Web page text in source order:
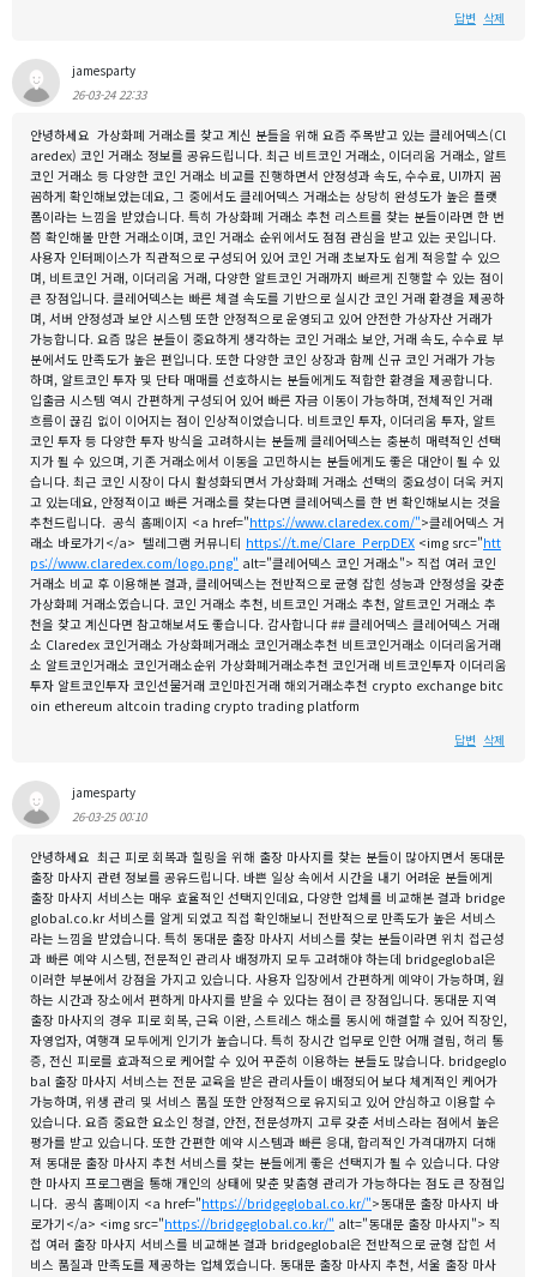
답변 삭제
jamesparty
26-03-24 22:33
안녕하세요 가상화폐 거래소를 찾고 계신 분들을 위해 요즘 주목받고 있는 클레어덱스(Cl
aredex) 코인 거래소 정보를 공유드립니다. 최근 비트코인 거래소, 이더리움 거래소, 알트
코인 거래소 등 다양한 코인 거래소 비교를 진행하면서 안정성과 속도, 수수료, UI까지 꼼
꼼하게 확인해보았는데요, 그 중에서도 클레어덱스 거래소는 상당히 완성도가 높은 플랫
폼이라는 느낌을 받았습니다. 특히 가상화폐 거래소 추천 리스트를 찾는 분들이라면 한 번
쯤 확인해볼 만한 거래소이며, 코인 거래소 순위에서도 점점 관심을 받고 있는 곳입니다.
사용자 인터페이스가 직관적으로 구성되어 있어 코인 거래 초보자도 쉽게 적응할 수 있으
며, 비트코인 거래, 이더리움 거래, 다양한 알트코인 거래까지 빠르게 진행할 수 있는 점이
큰 장점입니다. 클레어덱스는 빠른 체결 속도를 기반으로 실시간 코인 거래 환경을 제공하
며, 서버 안정성과 보안 시스템 또한 안정적으로 운영되고 있어 안전한 가상자산 거래가
가능합니다. 요즘 많은 분들이 중요하게 생각하는 코인 거래소 보안, 거래 속도, 수수료 부
분에서도 만족도가 높은 편입니다. 또한 다양한 코인 상장과 함께 신규 코인 거래가 가능
하며, 알트코인 투자 및 단타 매매를 선호하시는 분들에게도 적합한 환경을 제공합니다.
입출금 시스템 역시 간편하게 구성되어 있어 빠른 자금 이동이 가능하며, 전체적인 거래
흐름이 끊김 없이 이어지는 점이 인상적이었습니다. 비트코인 투자, 이더리움 투자, 알트
코인 투자 등 다양한 투자 방식을 고려하시는 분들께 클레어덱스는 충분히 매력적인 선택
지가 될 수 있으며, 기존 거래소에서 이동을 고민하시는 분들에게도 좋은 대안이 될 수 있
습니다. 최근 코인 시장이 다시 활성화되면서 가상화폐 거래소 선택의 중요성이 더욱 커지
고 있는데요, 안정적이고 빠른 거래소를 찾는다면 클레어덱스를 한 번 확인해보시는 것을
추천드립니다. 공식 홈페이지 <a href="https://www.claredex.com/">클레어덱스 거
래소 바로가기</a> 텔레그램 커뮤니티 https://t.me/Clare_PerpDEX <img src="htt
ps://www.claredex.com/logo.png" alt="클레어덱스 코인 거래소"> 직접 여러 코인
거래소 비교 후 이용해본 결과, 클레어덱스는 전반적으로 균형 잡힌 성능과 안정성을 갖춘
가상화폐 거래소였습니다. 코인 거래소 추천, 비트코인 거래소 추천, 알트코인 거래소 추
천을 찾고 계신다면 참고해보셔도 좋습니다. 감사합니다 ## 클레어덱스 클레어덱스 거래
소 Claredex 코인거래소 가상화폐거래소 코인거래소추천 비트코인거래소 이더리움거래
소 알트코인거래소 코인거래소순위 가상화폐거래소추천 코인거래 비트코인투자 이더리움
투자 알트코인투자 코인선물거래 코인마진거래 해외거래소추천 crypto exchange bitc
oin ethereum altcoin trading crypto trading platform
답변 삭제
jamesparty
26-03-25 00:10
안녕하세요 최근 피로 회복과 힐링을 위해 출장 마사지를 찾는 분들이 많아지면서 동대문
출장 마사지 관련 정보를 공유드립니다. 바쁜 일상 속에서 시간을 내기 어려운 분들에게
출장 마사지 서비스는 매우 효율적인 선택지인데요, 다양한 업체를 비교해본 결과 bridge
global.co.kr 서비스를 알게 되었고 직접 확인해보니 전반적으로 만족도가 높은 서비스
라는 느낌을 받았습니다. 특히 동대문 출장 마사지 서비스를 찾는 분들이라면 위치 접근성
과 빠른 예약 시스템, 전문적인 관리사 배정까지 모두 고려해야 하는데 bridgeglobal은
이러한 부분에서 강점을 가지고 있습니다. 사용자 입장에서 간편하게 예약이 가능하며, 원
하는 시간과 장소에서 편하게 마사지를 받을 수 있다는 점이 큰 장점입니다. 동대문 지역
출장 마사지의 경우 피로 회복, 근육 이완, 스트레스 해소를 동시에 해결할 수 있어 직장인,
자영업자, 여행객 모두에게 인기가 높습니다. 특히 장시간 업무로 인한 어깨 결림, 허리 통
증, 전신 피로를 효과적으로 케어할 수 있어 꾸준히 이용하는 분들도 많습니다. bridgeglo
bal 출장 마사지 서비스는 전문 교육을 받은 관리사들이 배정되어 보다 체계적인 케어가
가능하며, 위생 관리 및 서비스 품질 또한 안정적으로 유지되고 있어 안심하고 이용할 수
있습니다. 요즘 중요한 요소인 청결, 안전, 전문성까지 고루 갖춘 서비스라는 점에서 높은
평가를 받고 있습니다. 또한 간편한 예약 시스템과 빠른 응대, 합리적인 가격대까지 더해
져 동대문 출장 마사지 추천 서비스를 찾는 분들에게 좋은 선택지가 될 수 있습니다. 다양
한 마사지 프로그램을 통해 개인의 상태에 맞춘 맞춤형 관리가 가능하다는 점도 큰 장점입
니다. 공식 홈페이지 <a href="https://bridgeglobal.co.kr/">동대문 출장 마사지 바
로가기</a> <img src="https://bridgeglobal.co.kr/" alt="동대문 출장 마사지"> 직
접 여러 출장 마사지 서비스를 비교해본 결과 bridgeglobal은 전반적으로 균형 잡힌 서
비스 품질과 만족도를 제공하는 업체였습니다. 동대문 출장 마사지 추천, 서울 출장 마사